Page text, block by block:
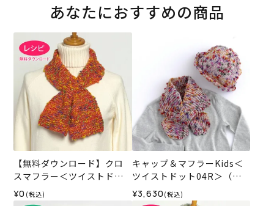
あなたにおすすめの商品
【無料ダウンロード】クロ
スマフラー＜ツイストドッ
ト＞（レシピ）
¥0 (税込)
キャップ＆マフラーKids＜
ツイストドット04R＞（編
み物 材料セット）
¥3,630 (税込)